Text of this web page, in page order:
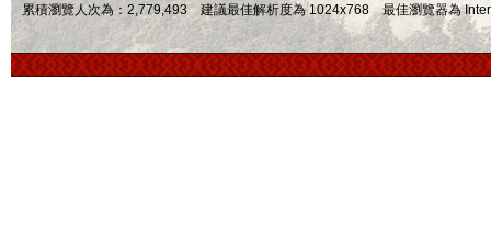
累積瀏覽人次為：2,779,493 建議最佳解析度為 1024x768 最佳瀏覽器為